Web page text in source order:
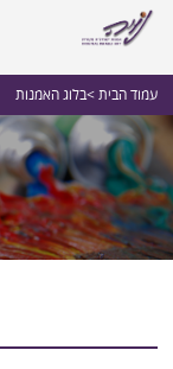
עמוד הבית >בלוג האמנות